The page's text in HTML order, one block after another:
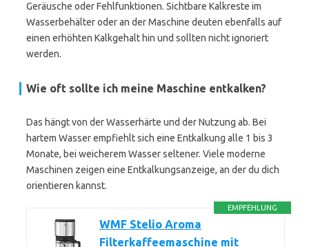
Geräusche oder Fehlfunktionen. Sichtbare Kalkreste im
Wasserbehälter oder an der Maschine deuten ebenfalls auf
einen erhöhten Kalkgehalt hin und sollten nicht ignoriert
werden.
Wie oft sollte ich meine Maschine entkalken?
Das hängt von der Wasserhärte und der Nutzung ab. Bei
hartem Wasser empfiehlt sich eine Entkalkung alle 1 bis 3
Monate, bei weicherem Wasser seltener. Viele moderne
Maschinen zeigen eine Entkalkungsanzeige, an der du dich
orientieren kannst.
EMPFEHLUNG
WMF Stelio Aroma
Filterkaffeemaschine mit